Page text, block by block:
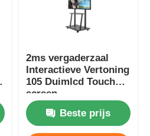
2ms vergaderzaal
Interactieve Vertoning
105 Duimlcd Touch
screen
Beste prijs